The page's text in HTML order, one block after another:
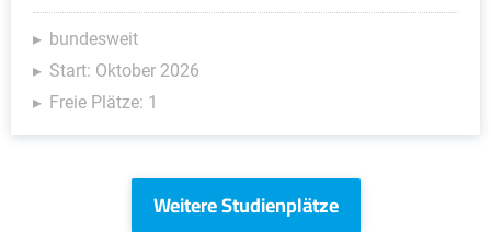
bundesweit
Start: Oktober 2026
Freie Plätze: 1
Weitere Studienplätze